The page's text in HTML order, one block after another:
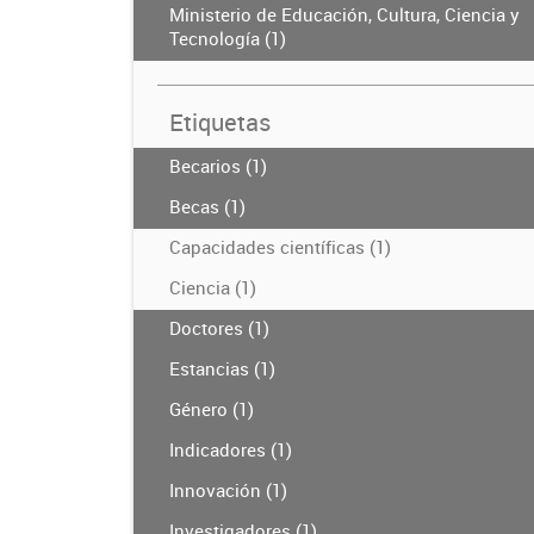
Ministerio de Educación, Cultura, Ciencia y
Tecnología (1)
Etiquetas
Becarios (1)
Becas (1)
Capacidades científicas (1)
Ciencia (1)
Doctores (1)
Estancias (1)
Género (1)
Indicadores (1)
Innovación (1)